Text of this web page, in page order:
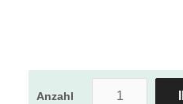
Anzahl